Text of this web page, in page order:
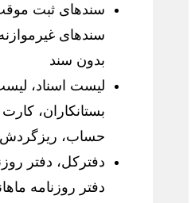
سندهای ثبت
سندهای
بدون سند
لیست اسناد،
بستانکاران،
حساب،
دفترکل، دفتر
دفتر روزنامه